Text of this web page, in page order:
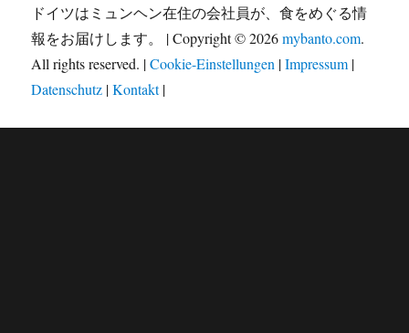
ドイツはミュンヘン在住の会社員が、食をめぐる情
報をお届けします。 | Copyright © 2026mybanto.com.
All rights reserved. |Cookie-Einstellungen |Impressum |
Datenschutz |Kontakt|